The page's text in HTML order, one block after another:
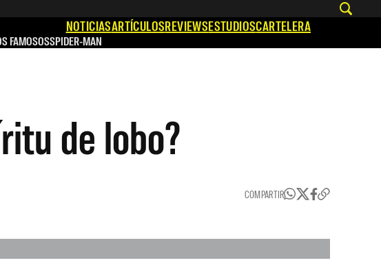
NOTICIASARTÍCULOSREVIEWSESTUDIOSCARTELERA
FAMOSOSSPIDER-MAN
de lobo?
COMPARTIR